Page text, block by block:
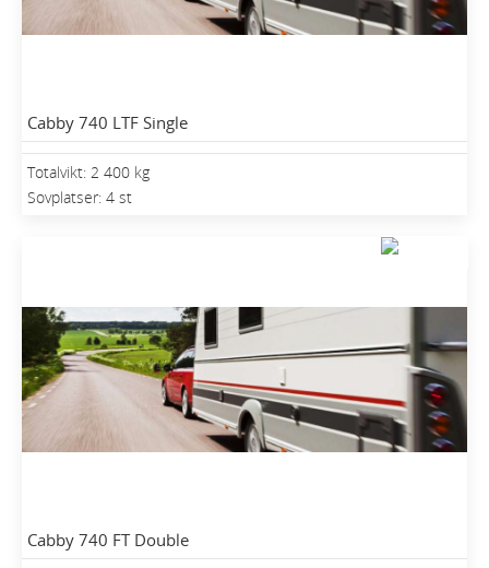
Cabby 740 LTF Single
Totalvikt: 2 400 kg
Sovplatser: 4 st
Cabby 740 FT Double